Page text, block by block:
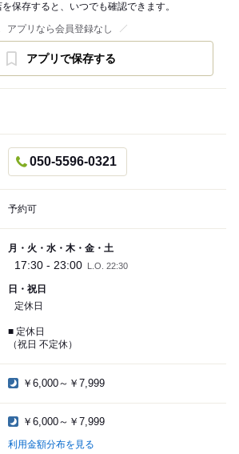
保存すると、いつでも確認できます。
アプリなら会員登録なし
アプリで保存する
050-5596-0321
予約可
月・火・水・木・金・土
17:30 - 23:00 L.O. 22:30
日・祝日
定休日
■ 定休日
（祝日 不定休）
￥6,000～￥7,999
￥6,000～￥7,999
利用金額分布を見る